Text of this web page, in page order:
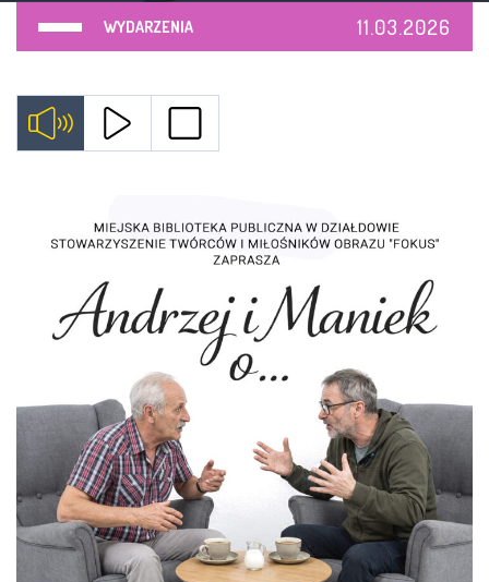
WYDARZENIA 11.03.2026